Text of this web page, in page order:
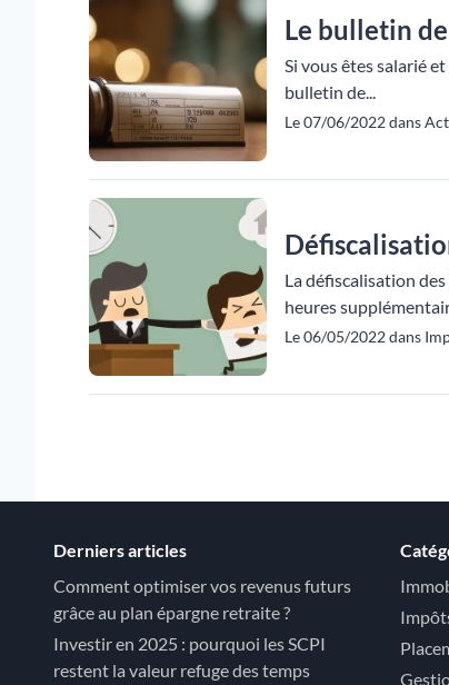
Le bulletin
Si vous êtes salarié
bulletin de...
Le 07/06/2022 dans
La défiscalisation
heures
Le 06/05/2022 dans
Derniers articles
Comment optimiser vos revenus futurs
grâce au plan épargne retraite ?
Investir en 2025 : pourquoi les SCPI
restent la valeur refuge des temps